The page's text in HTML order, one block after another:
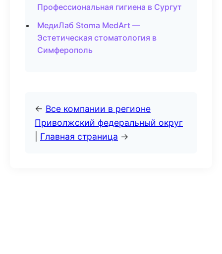
Профессиональная гигиена в Сургут
МедиЛаб Stoma MedArt —
Эстетическая стоматология в
Симферополь
← Все компании в регионе
Приволжский федеральный округ
Главная страница →